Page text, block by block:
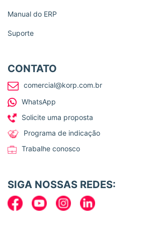
Manual do ERP
Suporte
CONTATO
comercial@korp.com.br
WhatsApp
Solicite uma proposta
Programa de indicação
Trabalhe conosco
SIGA NOSSAS REDES: